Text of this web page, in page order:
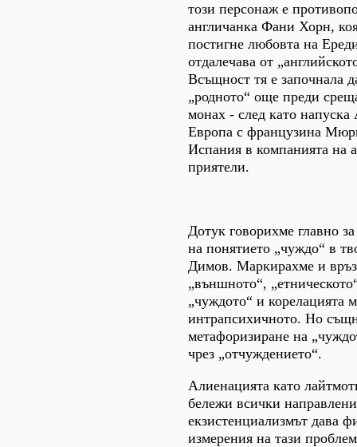
този персонаж е
англичанка Фани Хорн,
постигне любовта на
отдалечава от
Всъщност тя е започнала
„родното“ още преди
монах - след като напуска
Европа с французина
Испания в компанията на
приятели.
Дотук говорихме главно
на понятието „чуждо“ в
Димов. Маркирахме и
„външното“,
„чуждото“ и корелацията
интрапсихичното. Но
метафоризиране на
чрез „отчуждението“.
Алиенацията като
бележи всички
екзистенциализмът дава
измерения на тази